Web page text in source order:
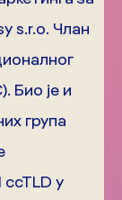
s.r.o. Члан
Био је и
група
у